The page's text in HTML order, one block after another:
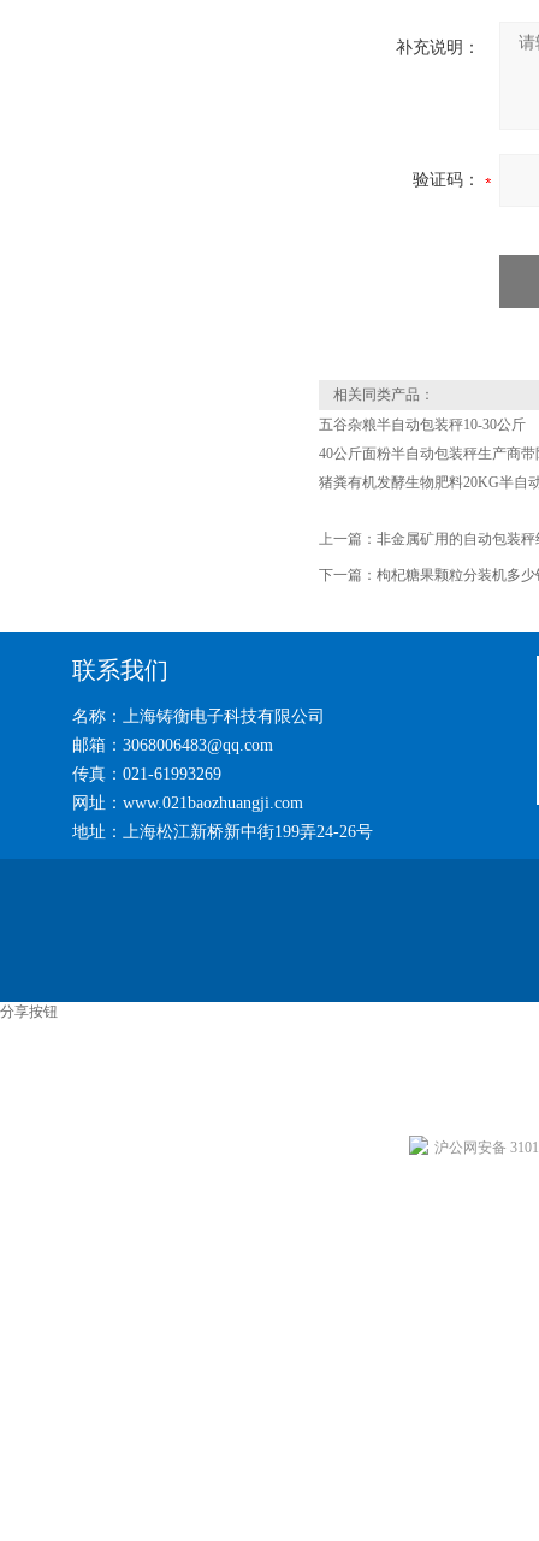
补充说明：
验证码：
相关同类产品：
五谷杂粮半自动包装秤10-30公斤
40公斤面粉半自动包装秤生产商带
猪粪有机发酵生物肥料20KG半自
上一篇： 非金属矿用的自动包装秤
下一篇： 枸杞糖果颗粒分装机多少
联系我们
名称：上海铸衡电子科技有限公司
邮箱：3068006483@qq.com
传真：021-61993269
网址：www.021baozhuangji.com
地址：上海松江新桥新中街199弄24-26号
分享按钮
沪公网安备